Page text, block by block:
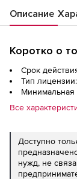
Описание
Коротко о
Срок
Тип
Минимальная
Все
Доступно
нужд, не